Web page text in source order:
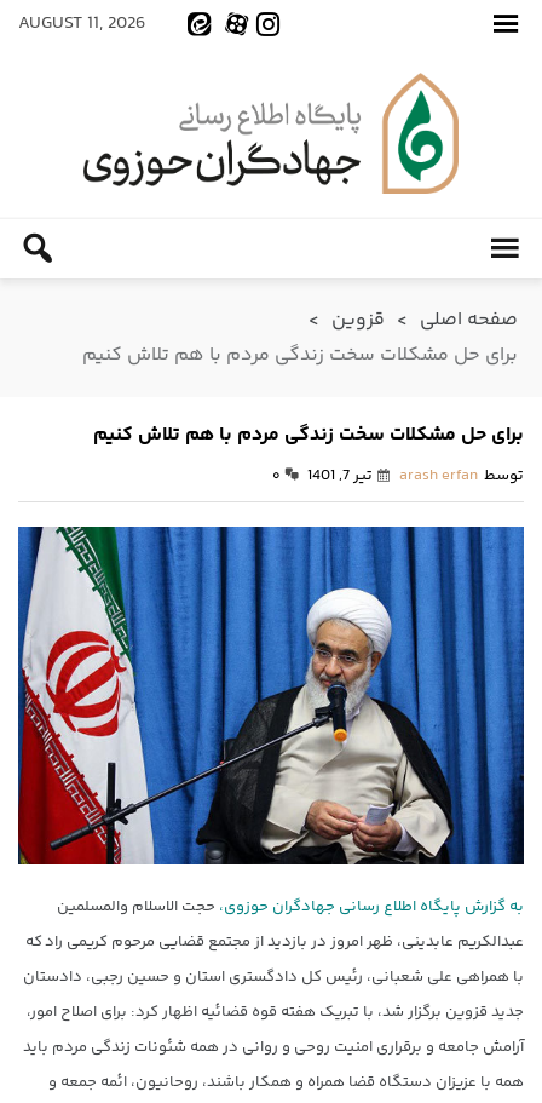
AUGUST 11, 2026
صفحه اصلی > قزوین >
برای حل مشکلات سخت زندگی مردم با هم تلاش کنیم
برای حل مشکلات سخت زندگی مردم با هم تلاش کنیم
توسط arash erfan تیر 7, 1401 ۰
به گزارش پایگاه اطلاع رسانی جهادگران حوزوی، حجت الاسلام والمسلمین
عبدالکریم عابدینی، ظهر امروز در بازدید از مجتمع قضایی مرحوم کریمی راد که
با همراهی علی شعبانی، رئیس کل دادگستری استان و حسین رجبی، دادستان
جدید قزوین برگزار شد، با تبریک هفته قوه قضائیه اظهار کرد: برای اصلاح امور،
آرامش جامعه و برقراری امنیت روحی و روانی در همه شئونات زندگی مردم باید
همه با عزیزان دستگاه قضا همراه و همکار باشند، روحانیون، ائمه جمعه و